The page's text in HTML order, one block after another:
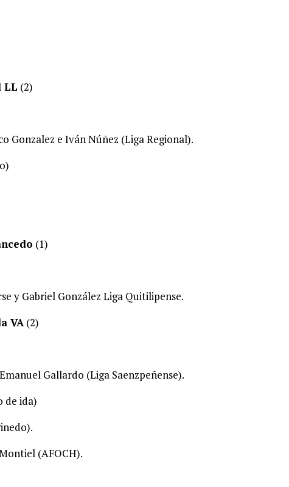
LL (2)
Gonzalez e Iván Núñez (Liga Regional).
(1)
y Gabriel González Liga Quitilipense.
VA(2)
Gallardo (Liga Saenzpeñense).
de ida)
(AFOCH).